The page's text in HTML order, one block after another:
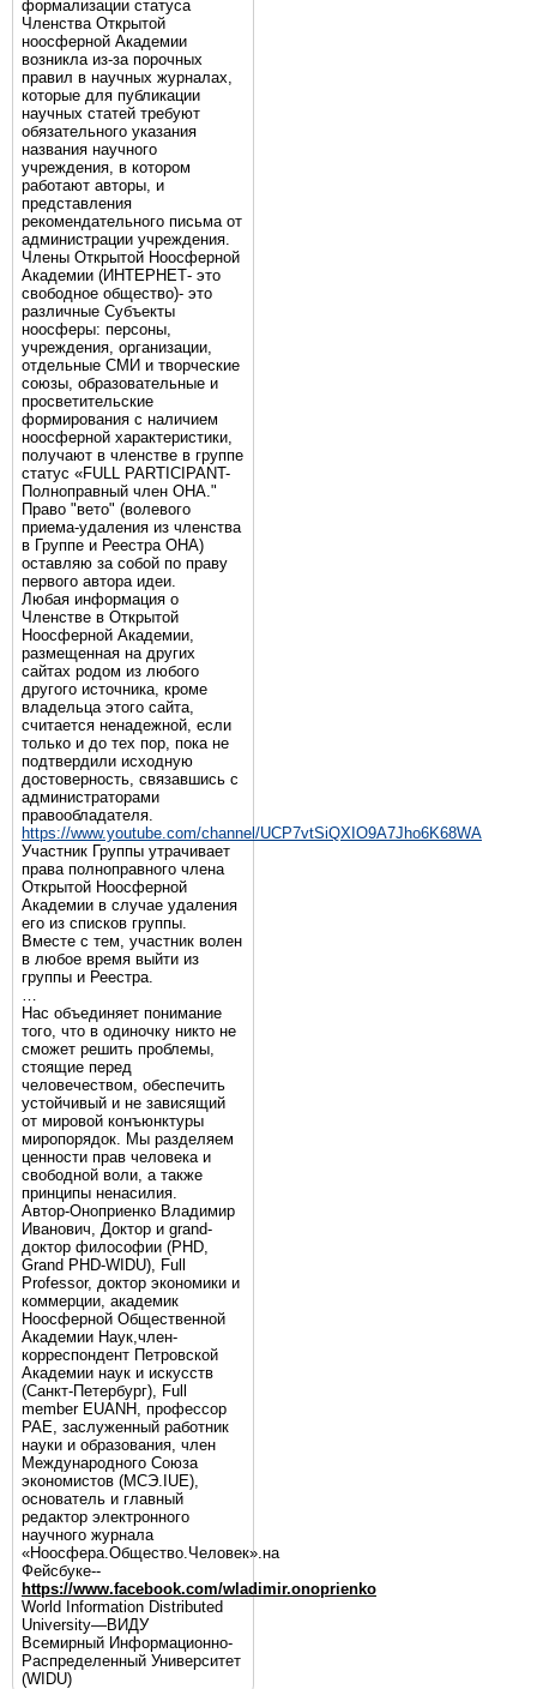
формализации статуса
Членства Открытой
ноосферной Академии
возникла из-за порочных
правил в научных журналах,
которые для публикации
научных статей требуют
обязательного указания
названия научного
учреждения, в котором
работают авторы, и
представления
рекомендательного письма от
администрации учреждения.
Члены Открытой Ноосферной
Академии (ИНТЕРНЕТ- это
свободное общество)- это
различные Субъекты
ноосферы: персоны,
учреждения, организации,
отдельные СМИ и творческие
союзы, образовательные и
просветительские
формирования с наличием
ноосферной характеристики,
получают в членстве в группе
статус «FULL PARTICIPANT-
Полноправный член ОНА."
Право "вето" (волевого
приема-удаления из членства
в Группе и Реестра ОНА)
оставляю за собой по праву
первого автора идеи.
Любая информация о
Членстве в Открытой
Ноосферной Академии,
размещенная на других
сайтах родом из любого
другого источника, кроме
владельца этого сайта,
считается ненадежной, если
только и до тех пор, пока не
подтвердили исходную
достоверность, связавшись с
администраторами
правообладателя.
https://www.youtube.com/channel/UCP7vtSiQXIO9A7Jho6K68WA
Участник Группы утрачивает
права полноправного члена
Открытой Ноосферной
Академии в случае удаления
его из списков группы.
Вместе с тем, участник волен
в любое время выйти из
группы и Реестра.
…
Нас объединяет понимание
того, что в одиночку никто не
сможет решить проблемы,
стоящие перед
человечеством, обеспечить
устойчивый и не зависящий
от мировой конъюнктуры
миропорядок. Мы разделяем
ценности прав человека и
свободной воли, а также
принципы ненасилия.
Автор-Оноприенко Владимир
Иванович, Доктор и grand-
доктор философии (PHD,
Grand PHD-WIDU), Full
Professor, доктор экономики и
коммерции, академик
Ноосферной Общественной
Академии Наук,член-
корреспондент Петровской
Академии наук и искусств
(Санкт-Петербург), Full
member EUANH, профессор
РАЕ, заслуженный работник
науки и образования, член
Международного Союза
экономистов (МСЭ.IUE),
основатель и главный
редактор электронного
научного журнала
«Ноосфера.Общество.Человек».на
Фейсбуке--
https://www.facebook.com/wladimir.onoprienko
World Information Distributed
University—ВИДУ
Всемирный Информационно-
Распределенный Университет
(WIDU)